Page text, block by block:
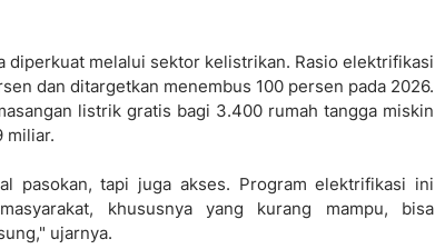
diperkuat melalui sektor kelistrikan. Rasio elektrifikasi
dan ditargetkan menembus 100 persen pada 2026.
listrik gratis bagi 3.400 rumah tangga miskin
miliar.
pasokan, tapi juga akses. Program elektrifikasi ini
khususnya yang kurang mampu, bisa
ujarnya.